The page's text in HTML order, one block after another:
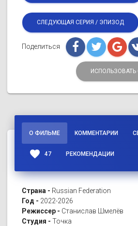
СЛЕДУЮЩАЯ СЕРИЯ / ЭПИЗОД
Поделиться
ИСПОЛЬЗОВАТЬ
О ФИЛЬМЕ КОММЕНТАРИИ
favorite 47 РЕКОМЕНДАЦИИ
Страна - Russian Federation
Год - 2022-2026
Режиссер - Станислав Шмелёв
Студия - Точка